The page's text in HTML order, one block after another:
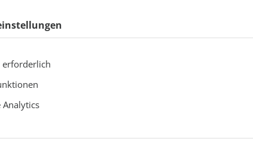
erforderlich
Analytics